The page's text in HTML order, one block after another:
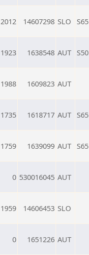
2012 14607298 SLO S65
1923 1638548 AUT S50
1988 1609823 AUT
1735 1618717 AUT S65
1759 1639099 AUT S65
0 530016045 AUT
1959 14606453 SLO
0 1651226 AUT